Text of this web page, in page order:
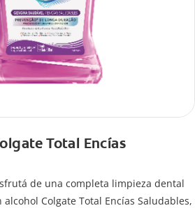
Total Encías
de una completa limpieza dental
Colgate Total Encías Saludables,